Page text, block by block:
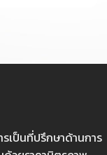
เป็นที่ปรึกษาด้านการ